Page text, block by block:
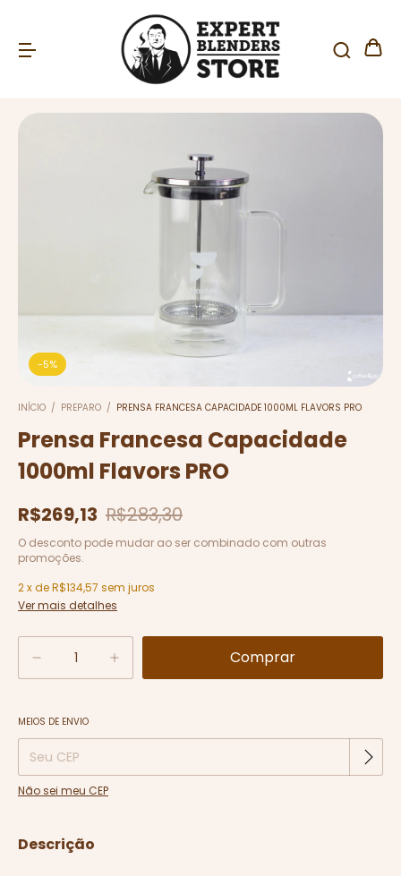
-5%
INÍCIO / PREPARO / PRENSA FRANCESA CAPACIDADE 1000ML FLAVORS PRO
Prensa Francesa Capacidade
1000ml Flavors PRO
R$269,13 R$283,30
O desconto pode mudar ao ser combinado com outras
promoções.
2xdeR$134,57 sem juros
Ver mais detalhes
Entregas para o CEP:
MEIOS DE ENVIO
Não sei meu CEP
Descrição